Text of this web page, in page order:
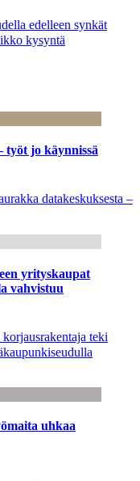
edelleen synkät
kysyntä
työt jo käynnissä
datakeskuksesta –
yrityskaupat
vahvistuu
teki
uhkaa